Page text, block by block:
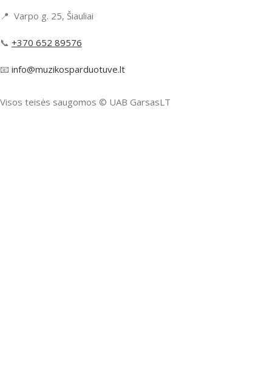
📍 Varpo g. 25, Šiauliai
📞 +370 652 89576
📧 info@muzikosparduotuve.lt
Visos teisės saugomos ©️ UAB GarsasLT